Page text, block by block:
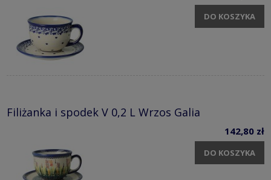
DO KOSZYKA
Filiżanka i spodek V 0,2 L Wrzos Galia
142,80 zł
DO KOSZYKA